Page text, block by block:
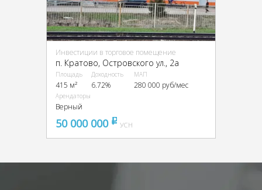
Инвестиции в торговое помещение
п. Кратово, Островского ул., 2а
Площадь
415 м²
Доходность
6.72%
МАП
280 000 руб/мес
Арендаторы
Верный
50 000 000 pуб
УСН